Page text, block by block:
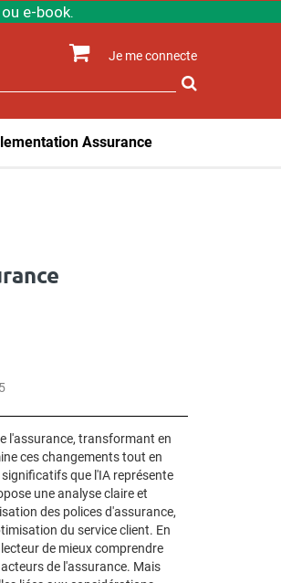
e-book.
Je me connecte
sur
Assurance
l'assurance, transformant en
ces changements tout en
que l'IA représente
une analyse claire et
des polices d'assurance,
du service client. En
de mieux comprendre
de l'assurance. Mais